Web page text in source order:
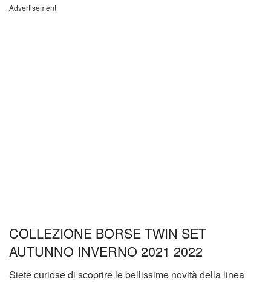
Advertisement
COLLEZIONE BORSE TWIN SET
AUTUNNO INVERNO 2021 2022
Siete curiose di scoprire le bellissime novità della linea